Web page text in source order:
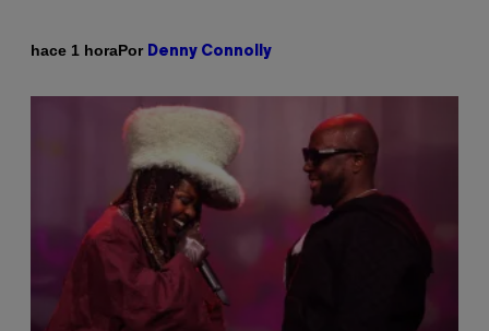
hace 1 horaPor Denny Connolly